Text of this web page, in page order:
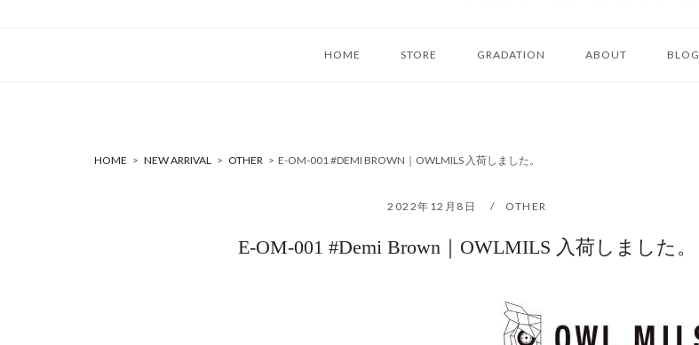
HOME STORE GRADATION ABOUT BLOG
HOME > NEW ARRIVAL > OTHER > E-OM-001 #DEMI BROWN｜OWLMILS 入荷しました。
2022年12月8日 OTHER
E-OM-001 #Demi Brown｜OWLMILS 入荷しました。